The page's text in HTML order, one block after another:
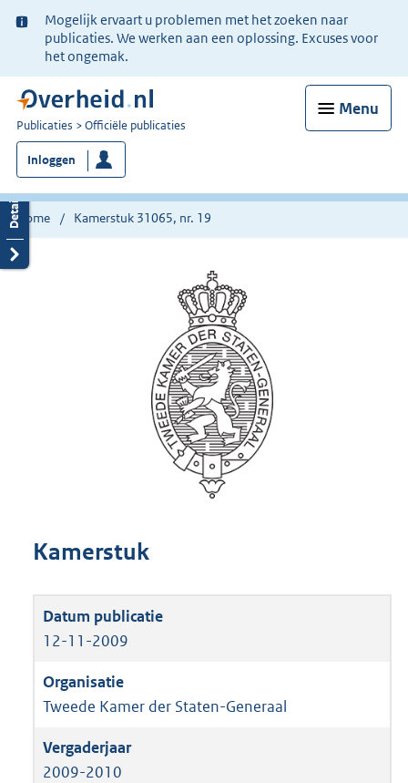
Ter
informatie:
Mogelijk ervaart u problemen met het zoeken naar
publicaties. We werken aan een oplossing. Excuses voor
het ongemak.
Menu
U
bent
nu
hier:
Publicaties Officiële publicaties
Inloggen
Home Kamerstuk 31065, nr. 19
Kamerstuk
12-11-2009
Tweede Kamer der Staten-Generaal
2009-2010